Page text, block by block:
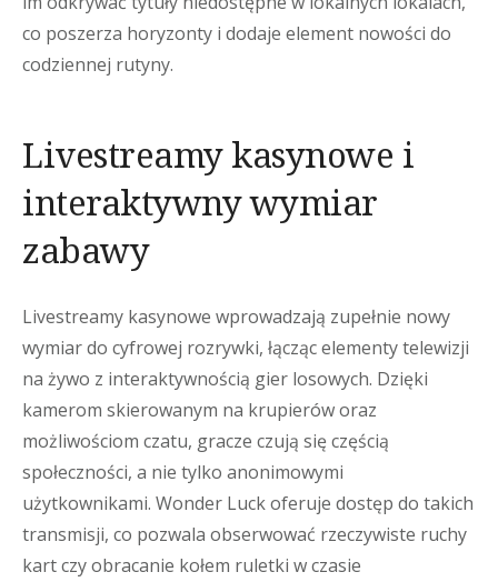
co poszerza horyzonty i dodaje element nowości do
codziennej rutyny.
Livestreamy kasynowe i
interaktywny wymiar
zabawy
Livestreamy kasynowe wprowadzają zupełnie nowy
wymiar do cyfrowej rozrywki, łącząc elementy telewizji
na żywo z interaktywnością gier losowych. Dzięki
kamerom skierowanym na krupierów oraz
możliwościom czatu, gracze czują się częścią
społeczności, a nie tylko anonimowymi
użytkownikami. Wonder Luck oferuje dostęp do takich
transmisji, co pozwala obserwować rzeczywiste ruchy
kart czy obracanie kołem ruletki w czasie